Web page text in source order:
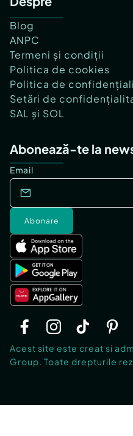
Blog
ANPC
Termeni și condiții
Politica de cookies
Politica de
Setări de
SAL și SOL
Abonează-te la
Email
Abonare
Acest site este creat si
Group. Toate drepturile